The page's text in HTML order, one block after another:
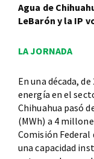
Agua de
LeBarón y la IP
LA JORNADA
En una década,
energía en el
Chihuahua pasó
(MWh) a 4
Comisión Federal
una capacidad